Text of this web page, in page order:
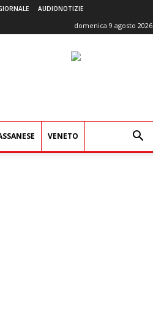
AUDIONOTIZIE
domenica 9 agosto 2026
VENETO